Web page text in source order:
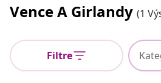
Vence A Girlandy (1
Filtre